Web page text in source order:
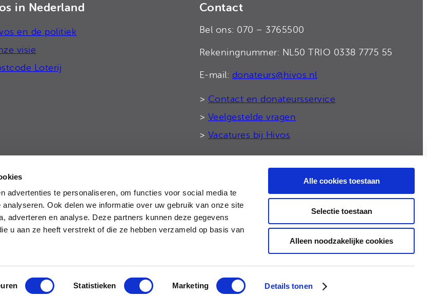
advertenties te personaliseren, om functies voor social media te
Ook delen we informatie over uw gebruik van onze site
adverteren en analyse. Deze partners kunnen deze gegevens
u aan ze heeft verstrekt of die ze hebben verzameld op basis van
Statistieken Marketing Details tonen
Alle cookies toestaan
Selectie toestaan
Alleen noodzakelijke cookies
in Nederland
en de politiek
visie
Loterij
Contact
Bel ons: 070 – 3765500
Rekeningnummer: NL50 TRIO 0338 7775 55
E-mail: donateurs@hivos.nl
> Contact en donateursservice
> Veelgestelde vragen
> Vacatures bij Hivos
© 2026 Hivos